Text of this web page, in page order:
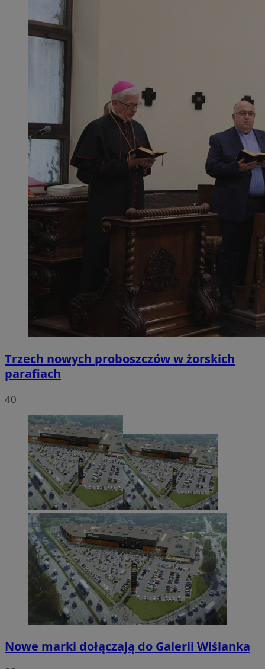
Trzech nowych proboszczów w żorskich
parafiach
40
Nowe marki dołączają do Galerii Wiślanka